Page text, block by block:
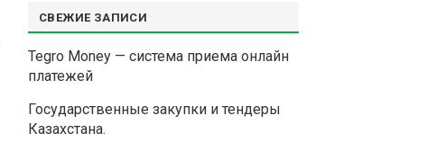
СВЕЖИЕ ЗАПИСИ
Tegro Money — система приема онлайн
платежей
Государственные закупки и тендеры
Казахстана.